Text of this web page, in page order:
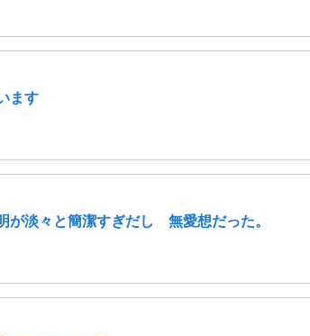
ます
が淡々と簡潔すぎだし 無愛想だった。